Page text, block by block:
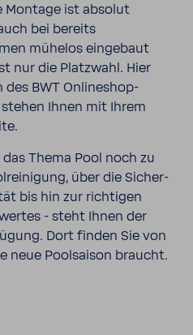
Montage ist absolut
bei bereits
mühelos einge­baut
nur die Platz­wahl. Hier
des BWT Onlineshop-​​​​
stehen Ihnen mit Ihrem
Thema Pool noch zu
über die Sicher­
bis hin zur rich­tigen
- steht Ihnen der
Dort finden Sie von
neue Pool­saison braucht.